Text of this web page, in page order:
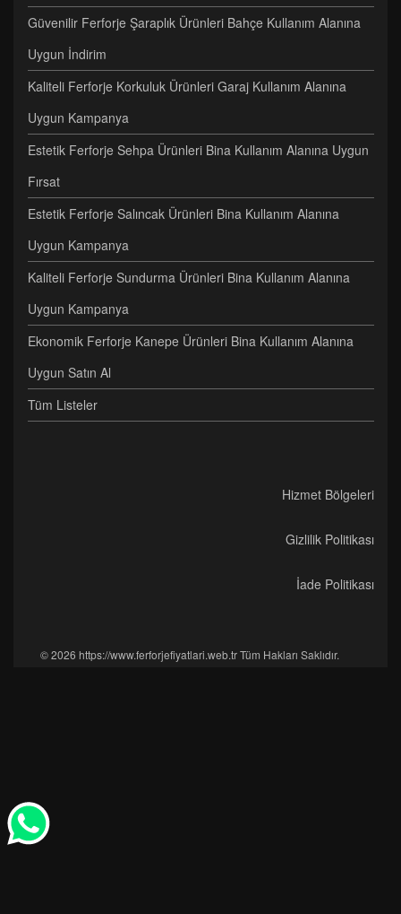
Güvenilir Ferforje Şaraplık Ürünleri Bahçe Kullanım Alanına
Uygun İndirim
Kaliteli Ferforje Korkuluk Ürünleri Garaj Kullanım Alanına
Uygun Kampanya
Estetik Ferforje Sehpa Ürünleri Bina Kullanım Alanına Uygun
Fırsat
Estetik Ferforje Salıncak Ürünleri Bina Kullanım Alanına
Uygun Kampanya
Kaliteli Ferforje Sundurma Ürünleri Bina Kullanım Alanına
Uygun Kampanya
Ekonomik Ferforje Kanepe Ürünleri Bina Kullanım Alanına
Uygun Satın Al
Tüm Listeler
Hizmet Bölgeleri
Gizlilik Politikası
İade Politikası
© 2026 https://www.ferforjefiyatlari.web.tr Tüm Hakları Saklıdır.